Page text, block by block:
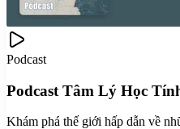
Podcast
Podcast Tâm Lý Học
Khám phá thế giới hấp dẫn về